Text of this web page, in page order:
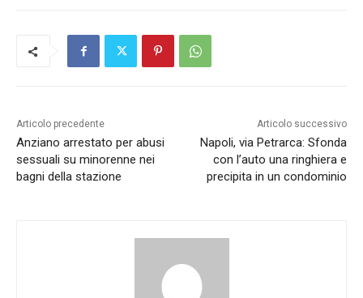
Articolo precedente
Anziano arrestato per abusi
sessuali su minorenne nei
bagni della stazione
Articolo successivo
Napoli, via Petrarca: Sfonda
con l’auto una ringhiera e
precipita in un condominio